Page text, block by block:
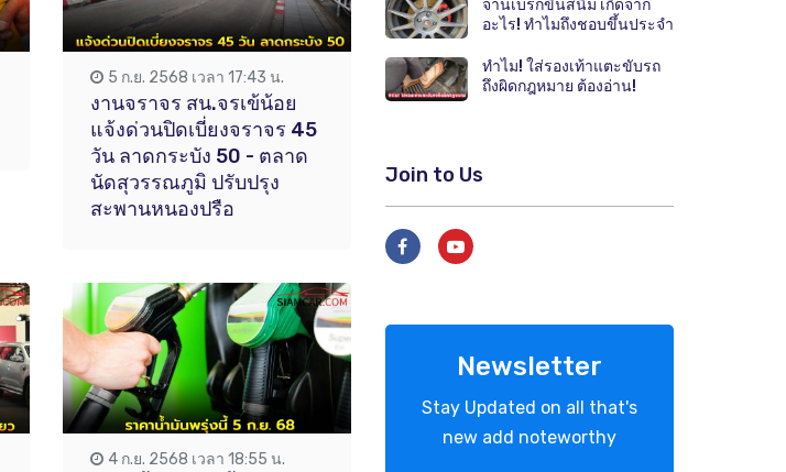
5 ก.ย. 2568 เวลา 17:43 น.
งานจราจร สน.จรเข้น้อย
แจ้งด่วนปิดเบี่ยงจราจร 45
วัน ลาดกระบัง 50 - ตลาด
นัดสุวรรณภูมิ ปรับปรุง
สะพานหนองปรือ
4 ก.ย. 2568 เวลา 18:55 น.
จานเบรกขึ้นสนิม เกิดจาก
อะไร! ทำไมถึงชอบขึ้นประจำ
ทำไม! ใส่รองเท้าแตะขับรถ
ถึงผิดกฎหมาย ต้องอ่าน!
Join to Us
Newsletter
Stay Updated on all that's
new add noteworthy